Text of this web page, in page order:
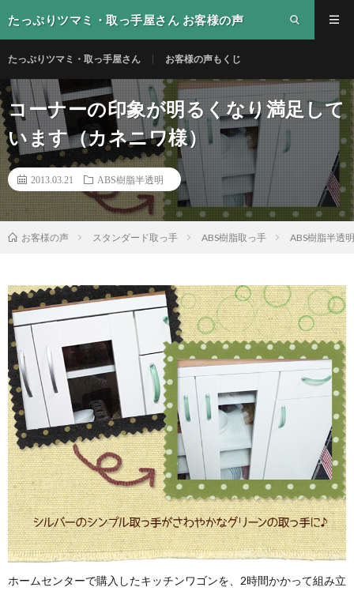
たっぷりツマミ・取っ手屋さん お客様の声
たっぷりツマミ・取っ手屋さん お客様の声もくじ
コーナーの印象が明るくなり満足して
います（カネニワ様）
2013.03.21 ABS樹脂半透明
お客様の声 スタンダード取っ手 ABS樹脂取っ手 ABS樹脂半透明
ホームセンターで購入したキッチンワゴンを、2時間かかって組み立